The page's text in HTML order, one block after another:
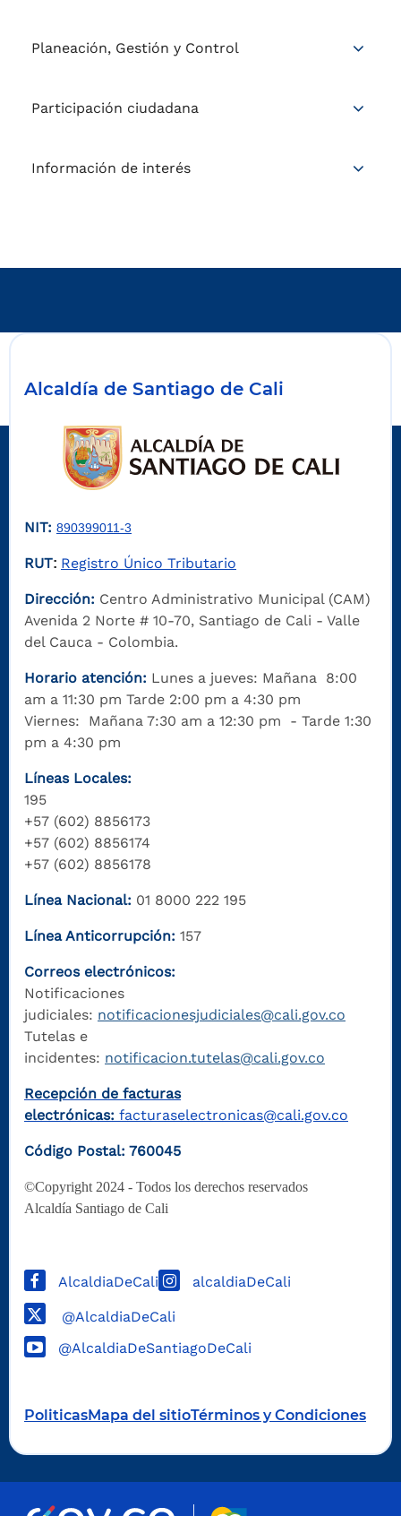
Planeación, Gestión y Control
Participación ciudadana
Información de interés
Alcaldía de Santiago de Cali
NIT: 890399011-3
RUT: Registro Único Tributario
Dirección: Centro Administrativo Municipal (CAM)
Avenida 2 Norte # 10-70, Santiago de Cali - Valle
del Cauca - Colombia.
Horario atención: Lunes a jueves: Mañana 8:00
am a 11:30 pm Tarde 2:00 pm a 4:30 pm
Viernes: Mañana 7:30 am a 12:30 pm - Tarde 1:30
pm a 4:30 pm
Líneas Locales:
195
+57 (602) 8856173
+57 (602) 8856174
+57 (602) 8856178
Línea Nacional: 01 8000 222 195
Línea Anticorrupción: 157
Correos electrónicos:
Notificaciones
judiciales: notificacionesjudiciales@cali.gov.co
Tutelas e
incidentes: notificacion.tutelas@cali.gov.co
Recepción de facturas
electrónicas: facturaselectronicas@cali.gov.co
Código Postal: 760045
©Copyright 2024 - Todos los derechos reservados
Alcaldía Santiago de Cali
AlcaldiaDeCali alcaldiaDeCali
@AlcaldiaDeCali
@AlcaldiaDeSantiagoDeCali
PoliticasMapa del sitioTérminos y Condiciones